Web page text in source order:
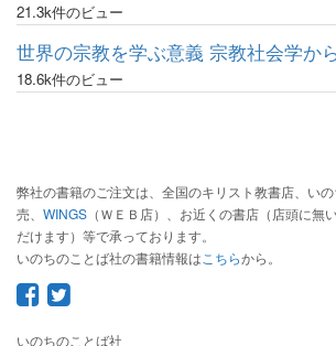
21.3k件のビュー
世界の宗教を学ぶ意義 宗教社会学か
18.6k件のビュー
弊社の書籍のご注文は、全国のキリスト教書店、い
売、 WINGS （ＷＥＢ店）、お近くの書店（店頭に無
だけます）等で承っております。
いのちのことば社の書籍情報は こちらから。
いのちのことば社